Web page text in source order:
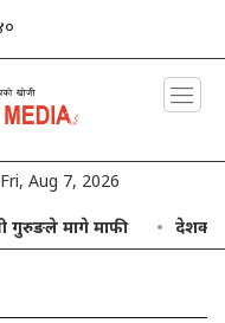
Fri, Aug 7, 2026
मागे माफी देशका